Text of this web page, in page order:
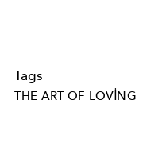
Tags
THE ART OF LOVING